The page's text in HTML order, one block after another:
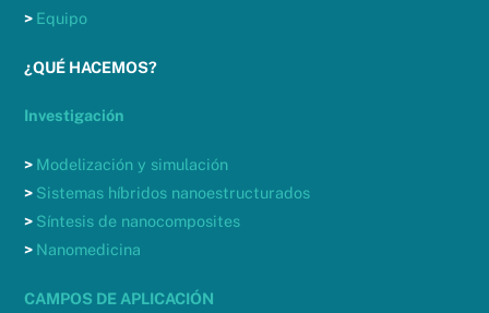
> Equipo
¿QUÉ HACEMOS?
Investigación
> Modelización y simulación
> Sistemas híbridos nanoestructurados
> Síntesis de nanocomposites
> Nanomedicina
CAMPOS DE APLICACIÓN